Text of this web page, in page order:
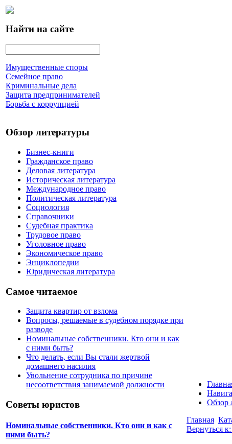
Найти на сайте
Имущественные споры
Семейное право
Криминальные дела
Защита предпринимателей
Борьба с коррупцией
Обзор литературы
Бизнес-книги
Гражданское право
Деловая литература
Историческая литература
Международное право
Политическая литература
Социология
Справочники
Судебная практика
Трудовое право
Уголовное право
Экономическое право
Энциклопедии
Юридическая литература
Самое читаемое
Защита квартир от взлома
Вопросы, решаемые в судебном порядке при
разводе
Номинальные собственники. Кто они и как
с ними быть?
Что делать, если Вы стали жертвой
домашнего насилия
Увольнение сотрудника по причине
несоответствия занимаемой должности
Советы юристов
Номинальные собственники. Кто они и как с
ними быть?
Обзор
Главная
Вернуться